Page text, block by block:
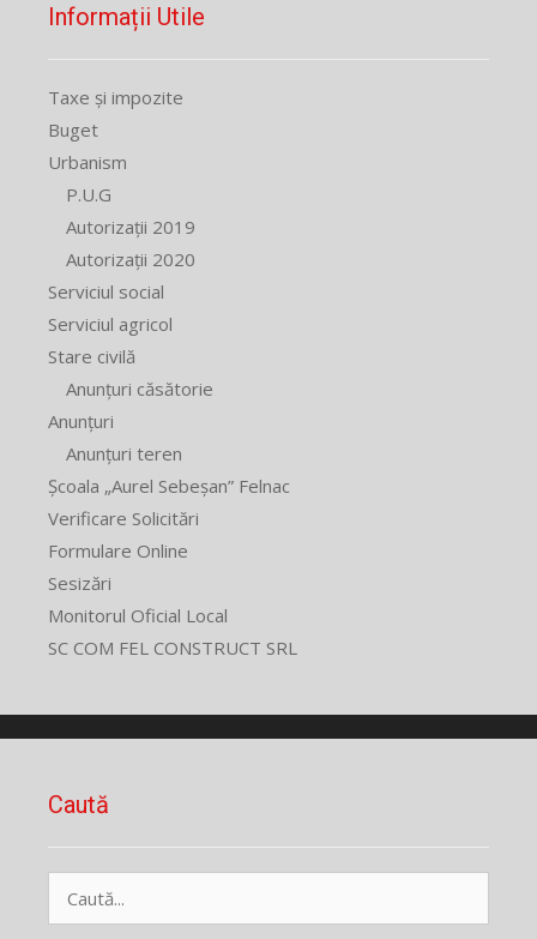
Informații Utile
Taxe și impozite
Buget
Urbanism
P.U.G
Autorizații 2019
Autorizații 2020
Serviciul social
Serviciul agricol
Stare civilă
Anunțuri căsătorie
Anunțuri
Anunțuri teren
Școala „Aurel Sebeșan” Felnac
Verificare Solicitări
Formulare Online
Sesizări
Monitorul Oficial Local
SC COM FEL CONSTRUCT SRL
Caută
după: